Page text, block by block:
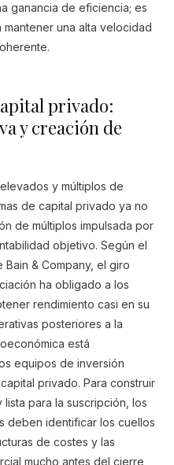
ganancia de eficiencia; es
una alta velocidad
privado:
y creación de
y múltiplos de
de capital privado ya no
de múltiplos impulsada por
objetivo. Según el
& Company, el giro
ha obligado a los
rendimiento casi en su
posteriores a la
está
equipos de inversión
privado. Para construir
para la suscripción, los
deben identificar los cuellos
de costes y las
mucho antes del cierre